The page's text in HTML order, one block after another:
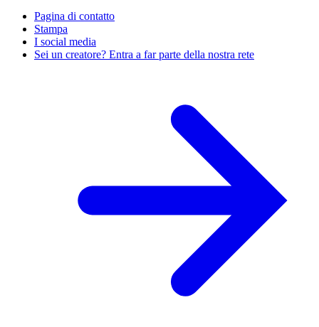
Pagina di contatto
Stampa
I social media
Sei un creatore? Entra a far parte della nostra rete